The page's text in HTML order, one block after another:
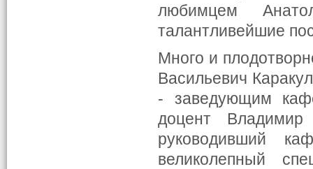
любимцем
талантливейшие
Много и
Васильевич
- заведующим
доцент
руководивший
великолепный